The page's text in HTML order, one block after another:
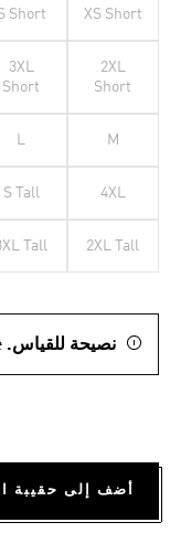
XS Short
Short
2XL
Short
3XL
Short
M
L
4XL
S Tall
2XL Tall
Tall
نصيحة للقياس.
أضف إلى حقيبة